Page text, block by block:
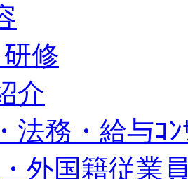
修
介
法務・給与ｺﾝ
外国籍従業